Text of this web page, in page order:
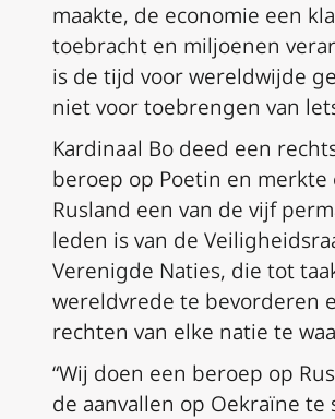
maakte, de economie een
toebracht en miljoenen
is de tijd voor wereldwijde
niet voor toebrengen van
Kardinaal Bo deed een
beroep op Poetin en merkte
Rusland een van de vijf
leden is van de
Verenigde Naties, die tot
wereldvrede te bevorderen
rechten van elke natie te
“Wij doen een beroep op
de aanvallen op Oekraïne te